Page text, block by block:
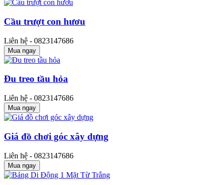
Cầu trượt con hươu
Liên hệ - 0823147686
Mua ngay
Đu treo tầu hỏa
Liên hệ - 0823147686
Mua ngay
Giá đồ chơi góc xây dựng
Liên hệ - 0823147686
Mua ngay